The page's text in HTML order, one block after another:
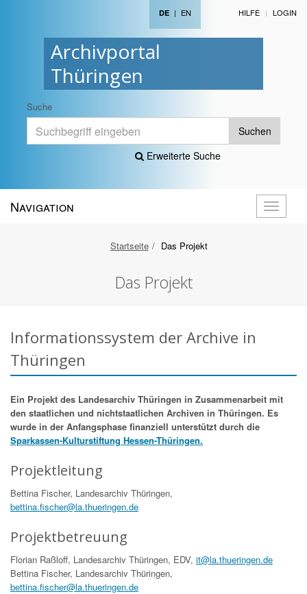
Archivportal
Thüringen
DE | EN HILFE LOGIN
Suche
Suchen
Erweiterte Suche
öffnen
Navigation
Startseite Das Projekt
Das Projekt
Informationssystem der Archive in
Thüringen
Ein Projekt des Landesarchiv Thüringen in Zusammenarbeit mit
den staatlichen und nichtstaatlichen Archiven in Thüringen. Es
wurde in der Anfangsphase finanziell unterstützt durch die
Sparkassen-Kulturstiftung Hessen-Thüringen.
Projektleitung
Bettina Fischer, Landesarchiv Thüringen,
bettina.fischer@la.thueringen.de
Projektbetreuung
Florian Raßloff, Landesarchiv Thüringen, EDV, it@la.thueringen.de
Bettina Fischer, Landesarchiv Thüringen,
bettina.fischer@la.thueringen.de